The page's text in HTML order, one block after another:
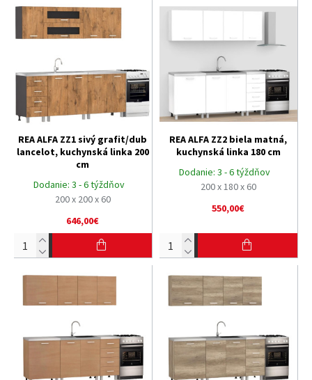
Dodanie: 3 - 6 týždňov
200 x 200 x 60
REA ALFA ZZ1 sivý grafit/dub
lancelot, kuchynská linka 200
cm
646,00€
Dodanie: 3 - 6 týždňov
200 x 180 x 60
REA ALFA ZZ2 biela matná,
kuchynská linka 180 cm
550,00€